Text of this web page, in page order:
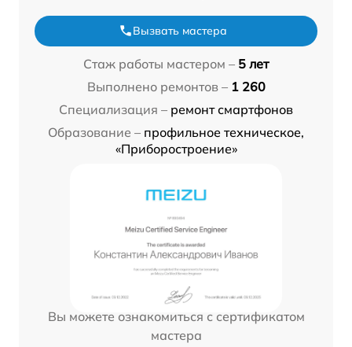
Вызвать мастера
Стаж работы мастером – 5 лет
Выполнено ремонтов – 1 260
Специализация – ремонт смартфонов
Образование – профильное техническое,
«Приборостроение»
Вы можете ознакомиться с сертификатом
мастера